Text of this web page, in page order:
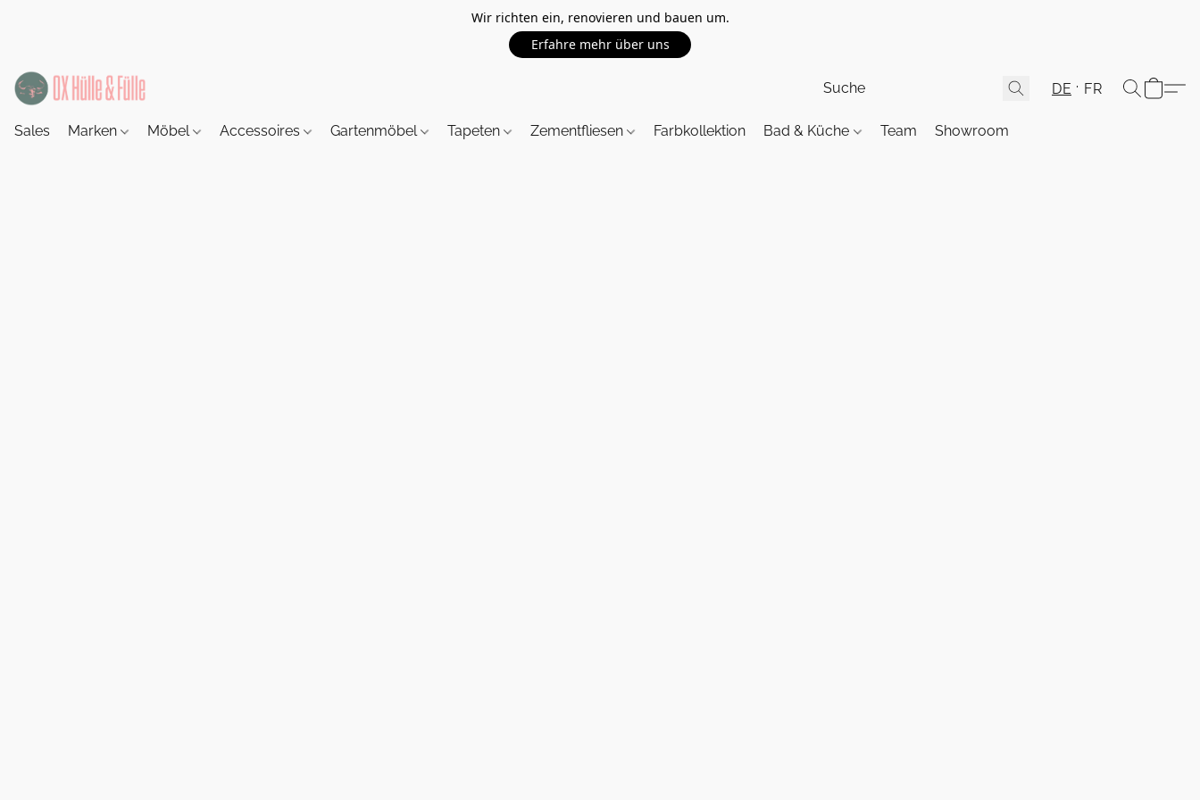
Wir richten ein, renovieren und bauen um.
Erfahre mehr über uns
DE FR
Sales Marken Möbel Accessoires Gartenmöbel Tapeten Zementfliesen Farbkollektion Bad & Küche Team Showroom